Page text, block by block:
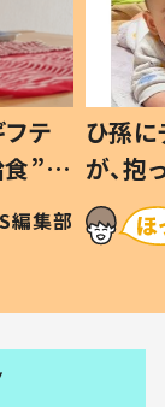
テ
”を
親
編集部
ひ孫
が、
「涙が
い」